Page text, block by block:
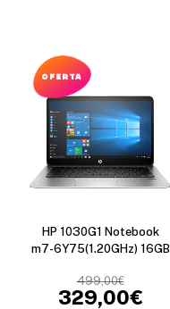
OFERTA
HP 1030G1 Notebook
m7-6Y75(1.20GHz) 16GB
499,00€
329,00€